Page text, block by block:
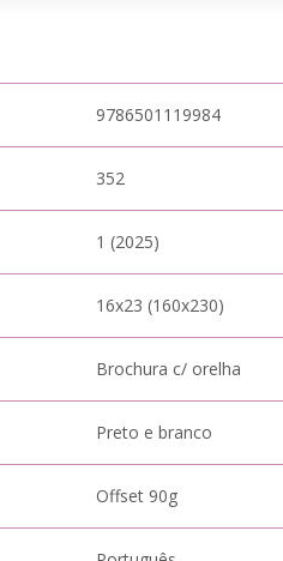
9786501119984
352
1 (2025)
16x23 (160x230)
Brochura c/ orelha
Preto e branco
Offset 90g